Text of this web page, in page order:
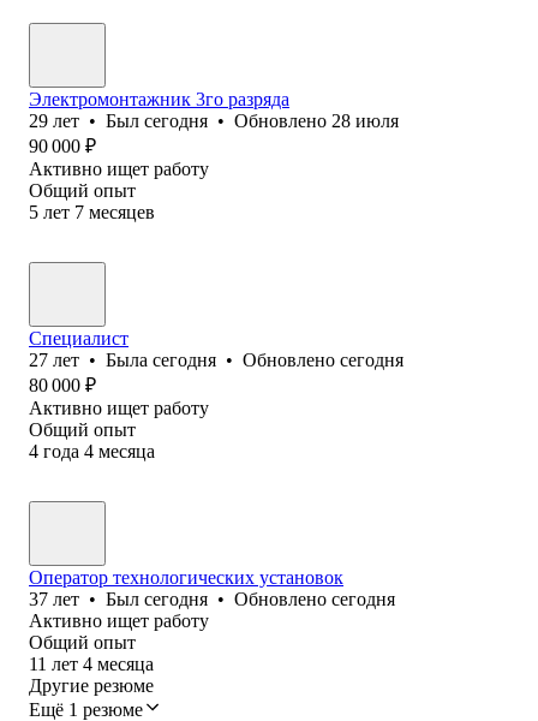
Электромонтажник 3го разряда
29 лет • Был сегодня • Обновлено 28 июля
90 000 ₽
Активно ищет работу
Общий опыт
5 лет 7 месяцев
Специалист
27 лет • Была сегодня • Обновлено сегодня
80 000 ₽
Активно ищет работу
Общий опыт
4 года 4 месяца
Оператор технологических установок
37 лет • Был сегодня • Обновлено сегодня
Активно ищет работу
Общий опыт
11 лет 4 месяца
Другие резюме
Ещё 1 резюме